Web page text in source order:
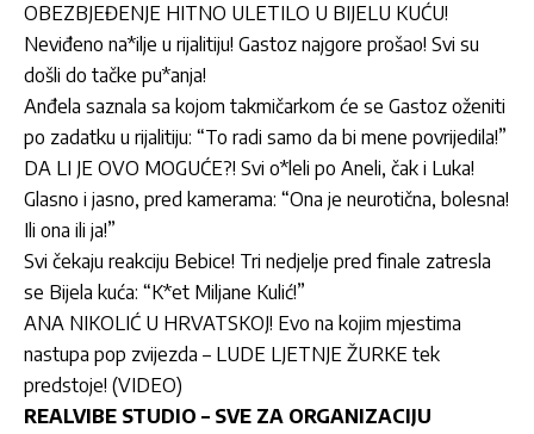
OBEZBJEĐENJE HITNO ULETILO U BIJELU KUĆU!
Neviđeno na*ilje u rijalitiju! Gastoz najgore prošao! Svi su
došli do tačke pu*anja!
Anđela saznala sa kojom takmičarkom će se Gastoz oženiti
po zadatku u rijalitiju: “To radi samo da bi mene povrijedila!”
DA LI JE OVO MOGUĆE?! Svi o*leli po Aneli, čak i Luka!
Glasno i jasno, pred kamerama: “Ona je neurotična, bolesna!
Ili ona ili ja!”
Svi čekaju reakciju Bebice! Tri nedjelje pred finale zatresla
se Bijela kuća: “K*et Miljane Kulić!”
ANA NIKOLIĆ U HRVATSKOJ! Evo na kojim mjestima
nastupa pop zvijezda – LUDE LJETNJE ŽURKE tek
predstoje! (VIDEO)
REALVIBE STUDIO – SVE ZA ORGANIZACIJU